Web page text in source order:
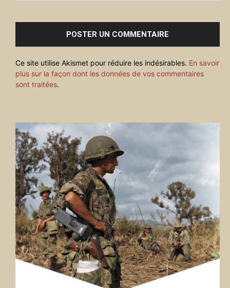
Ce site utilise Akismet pour réduire les indésirables. En savoir
plus sur la façon dont les données de vos commentaires
sont traitées.